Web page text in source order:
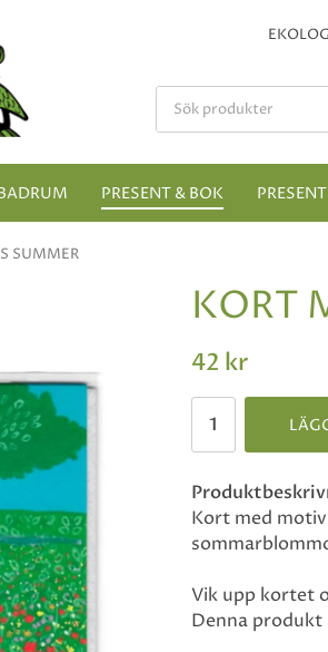
PRESENT & BOK
SUMMER
KORT
42 kr
Kort med
Vik upp kortet
Denna